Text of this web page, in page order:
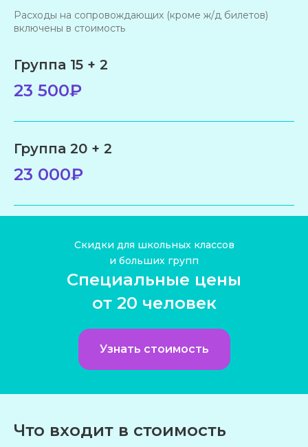
Расходы на сопровождающих (кроме ж/д билетов)
включены в стоимость
Группа 15 + 2
23 500₽
Группа 20 + 2
23 000₽
Скидки для школьных классов
и больших групп
Специальные цены
от 20 человек
Узнать стоимость
Что входит в стоимость
Расскажите, куда хотели бы поехать,
а мы позаботимся обо всем остальном!
Заполните небольшую форму.
ПОМОЖЕМ
С ВЫБОРОМ
Родитель или учитель